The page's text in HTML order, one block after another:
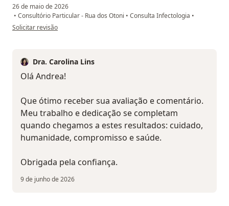
26 de maio de 2026
• Consultório Particular - Rua dos Otoni • Consulta Infectologia •
na opinião do utilizador Andrea
Solicitar revisão
Dra. Carolina Lins
Olá Andrea!
Que ótimo receber sua avaliação e comentário.
Meu trabalho e dedicação se completam
quando chegamos a estes resultados: cuidado,
humanidade, compromisso e saúde.
Obrigada pela confiança.
9 de junho de 2026